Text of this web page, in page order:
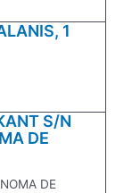
1
S/N
DE
DE